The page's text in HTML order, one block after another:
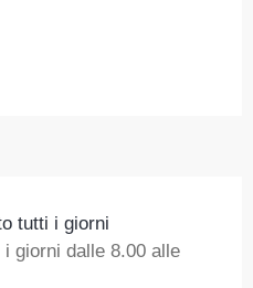
tutti i giorni
giorni dalle 8.00 alle